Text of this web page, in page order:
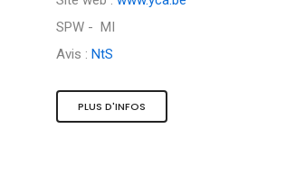
SPW - MI
Avis : NtS
PLUS D'INFOS